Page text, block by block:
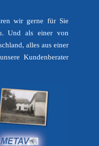
wir gerne für Sie
Und als einer von
alles aus einer
Kundenberater